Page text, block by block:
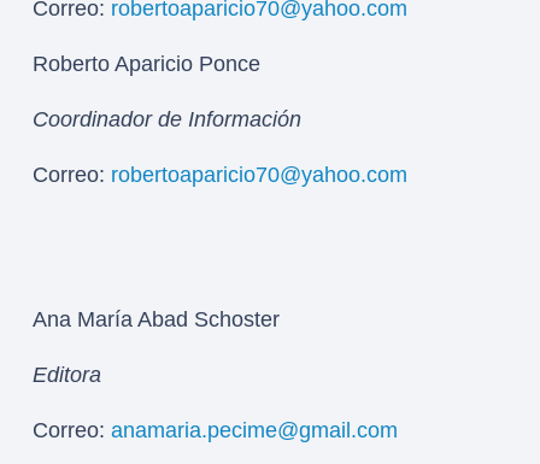
Correo: robertoaparicio70@yahoo.com
Roberto Aparicio Ponce
Coordinador de Información
Correo: robertoaparicio70@yahoo.com
Ana María Abad Schoster
Editora
Correo: anamaria.pecime@gmail.com